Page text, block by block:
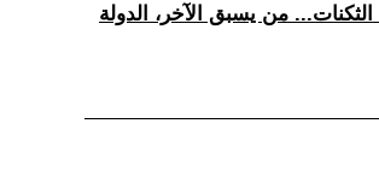
الثكنات... من يسبق الآخر، الدولة